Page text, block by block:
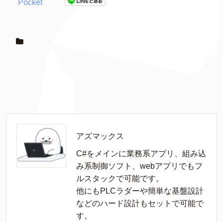
Pocket
アズマックス
C#をメインに業務系アプリ、組み込
み系制御ソフト、webアプリでもフ
ルスタックで可能です。
他にもPLCラダーや簡単な基盤設計
などのハード設計もセットで可能で
す。